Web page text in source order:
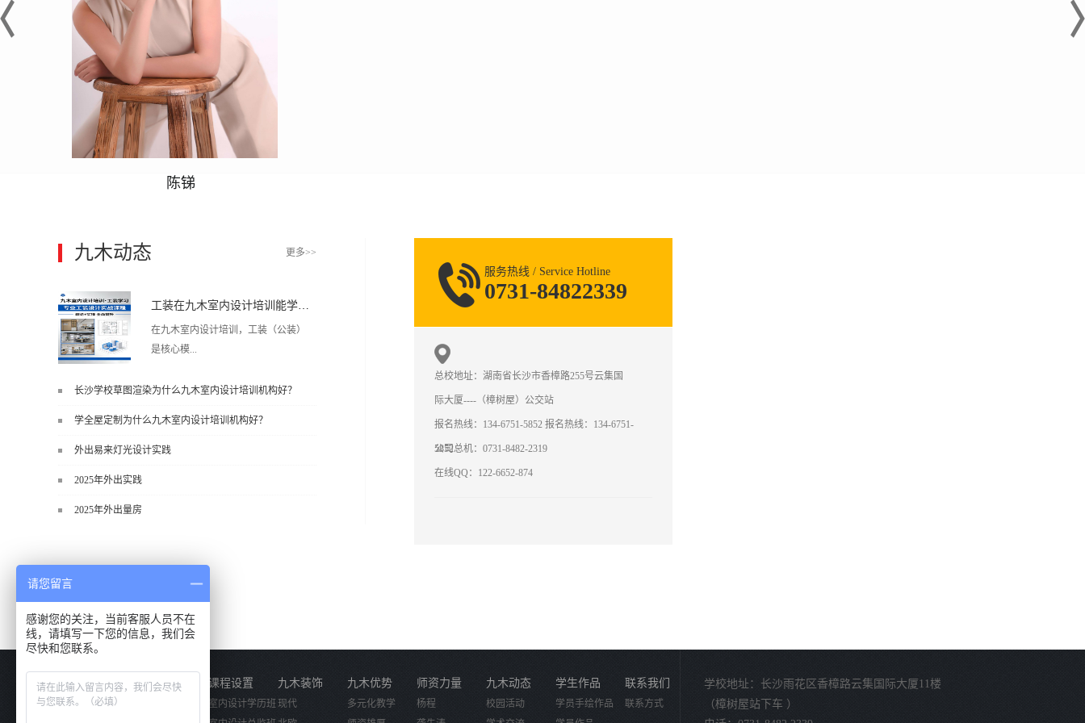
陈锑
九木动态 更多>>
工装在九木室内设计培训能学到东西吗?
在九木室内设计培训，工装（公装）
是核心模...
直接用于工作的东西，不是泛泛而
谈，而是从规范、软件、材料、施工
店等布局、动线、后厨、消防、排
烟、照明、材料耐脏耐磨• 办公空间：
开放式办公、会议室、接待区、茶
水...
长沙学校草图渲染为什么九木室内设计培训机构好？
学全屋定制为什么九木室内设计培训机构好？
外出易来灯光设计实践
2025年外出实践
2025年外出量房
服务热线 / Service Hotline
0731-84822339
总校地址：湖南省长沙市香樟路255号云集国
际大厦----（樟树屋）公交站
报名热线：134-6751-5852 报名热线：134-6751-
5852
公司总机：0731-8482-2319
在线QQ：122-6652-874
关于我们 课程设置
室内设计学历班
九木装饰
现代
九木优势
多元化教学
师资力量
杨程
九木动态
校园活动
学生作品
学员手绘作品
联系我们
联系方式
学校地址：长沙雨花区香樟路云集国际大厦11楼
（樟树屋站下车 ）
请您留言
感谢您的关注，当前客服人员不在
线，请填写一下您的信息，我们会
尽快和您联系。